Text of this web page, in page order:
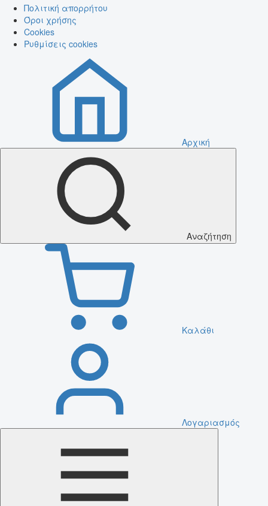
Πολιτική απορρήτου
Όροι χρήσης
Cookies
Ρυθμίσεις cookies
Αρχική
Αναζήτηση
Καλάθι
Λογαριασμός